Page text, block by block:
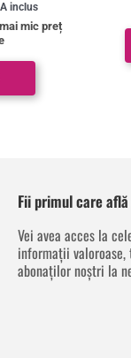
inclus
mic preț
Fii primul care
Vei avea acces la
informații
abonaților noștri la